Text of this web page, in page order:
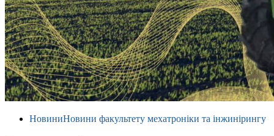
НовиниНовини факультету мехатроніки та інжинірингу